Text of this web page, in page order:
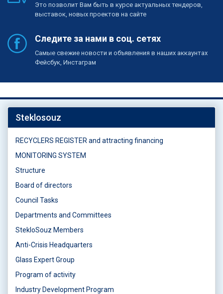
Это позволит Вам быть в курсе актуальных тендеров,
выставок, новых проектов на сайте
Следите за нами в соц. сетях
Самые свежие новости и объявления в наших аккаунтах
Фейсбук, Инстаграм
Steklosouz
RECYCLERS REGISTER and attracting financing
MONITORING SYSTEM
Structure
Board of directors
Council Tasks
Departments and Committees
StekloSouz Members
Anti-Crisis Headquarters
Glass Expert Group
Program of activity
Industry Development Program